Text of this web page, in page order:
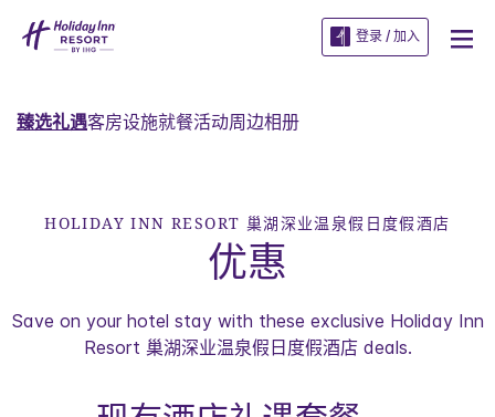
登录 / 加入
臻选礼遇客房设施就餐活动周边相册
HOLIDAY INN RESORT 巢湖深业温泉假日度假酒店
优惠
Save on your hotel stay with these exclusive Holiday Inn
Resort 巢湖深业温泉假日度假酒店deals.